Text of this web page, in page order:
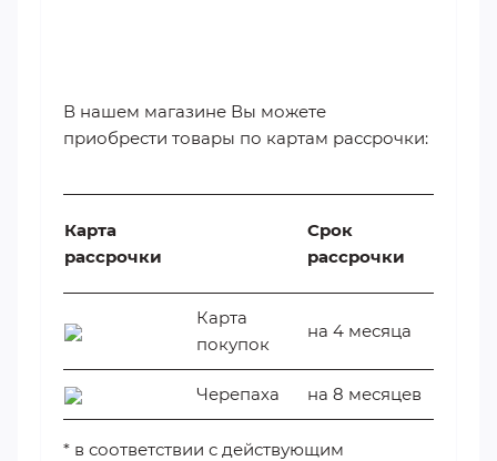
В нашем магазине Вы можете
приобрести товары по картам рассрочки:
Карта
рассрочки
Срок
рассрочки
Карта
покупок
на 4 месяца
Черепаха на 8 месяцев
* в соответствии с действующим